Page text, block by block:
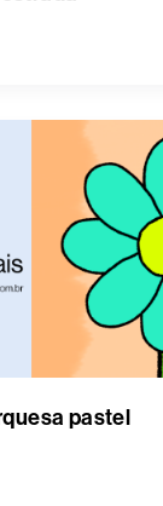
pastel